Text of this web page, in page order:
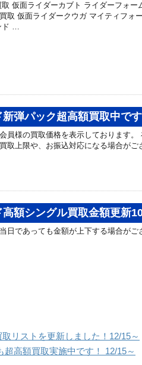
仮面ライダーカブト ライダーフォー
取 仮面ライダークウガ マイティフォ
ド …
弾パック超高額買取中で
員様の買取価格を表示しております。
取上限や、お振込対応になる場合がご
額シングル買取金額更新
日であっても金額が上下する場合がご
リストを更新しました！12/15～
高額買取実施中です！ 12/15～